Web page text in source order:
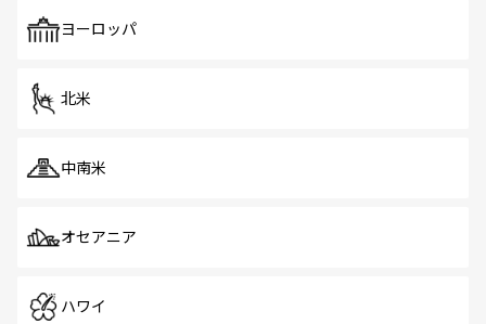
で、ホーカーズは地元の風情を楽しめる外せないスポット
ヨーロッパ
北米
中南米
オセアニア
ハワイ